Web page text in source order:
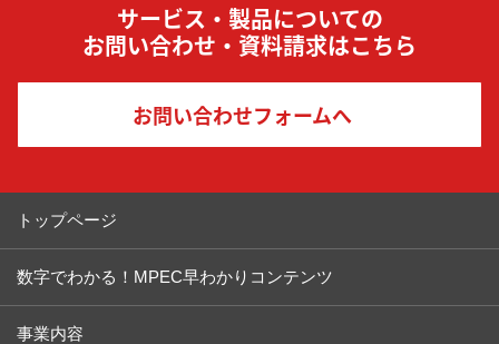
サービス・製品についての
お問い合わせ・資料請求はこちら
お問い合わせフォームへ
トップページ
数字でわかる！MPEC早わかりコンテンツ
事業内容